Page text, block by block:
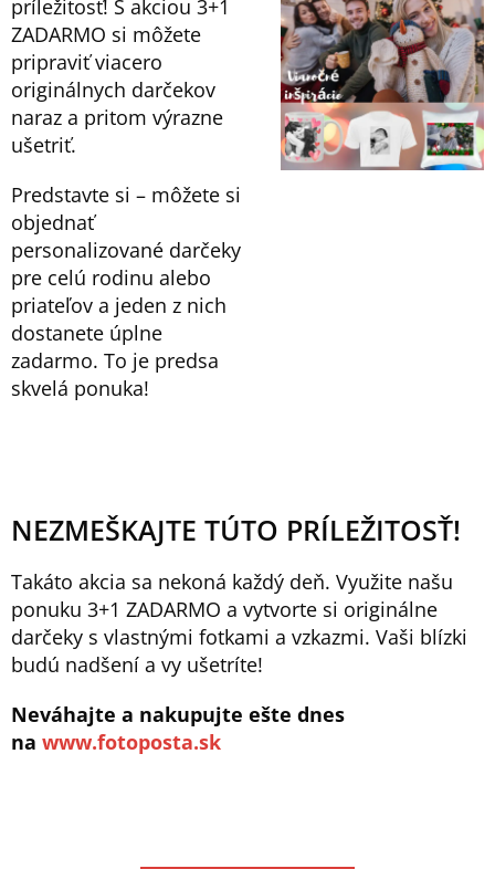
príležitosť! S akciou 3+1
ZADARMO si môžete
pripraviť viacero
originálnych darčekov
naraz a pritom výrazne
ušetriť.
Predstavte si – môžete si
objednať
personalizované darčeky
pre celú rodinu alebo
priateľov a jeden z nich
dostanete úplne
zadarmo. To je predsa
skvelá ponuka!
NEZMEŠKAJTE TÚTO PRÍLEŽITOSŤ!
Takáto akcia sa nekoná každý deň. Využite našu
ponuku 3+1 ZADARMO a vytvorte si originálne
darčeky s vlastnými fotkami a vzkazmi. Vaši blízki
budú nadšení a vy ušetríte!
Neváhajte a nakupujte ešte dnes
na www.fotoposta.sk